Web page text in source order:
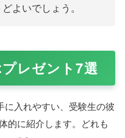
よいでしょう。
レゼント7選
に入れやすい、受験生の彼
的に紹介します。どれも